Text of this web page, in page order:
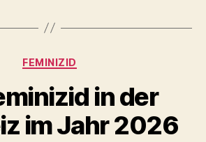
Kategorien
FEMINIZID
in der
im Jahr 2026